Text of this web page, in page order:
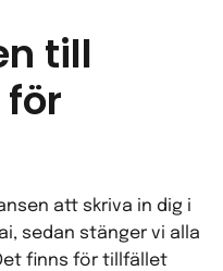
till
att skriva in dig i
sedan stänger vi alla
finns för tillfället